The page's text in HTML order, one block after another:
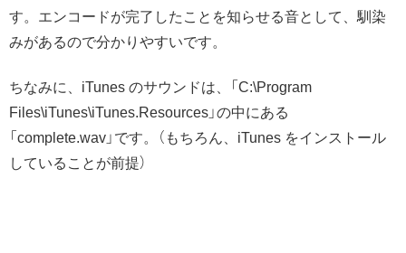
す。エンコードが完了したことを知らせる音として、馴染
みがあるので分かりやすいです。
ちなみに、iTunes のサウンドは、「C:\Program
Files\iTunes\iTunes.Resources」の中にある
「complete.wav」です。（もちろん、iTunes をインストール
していることが前提）